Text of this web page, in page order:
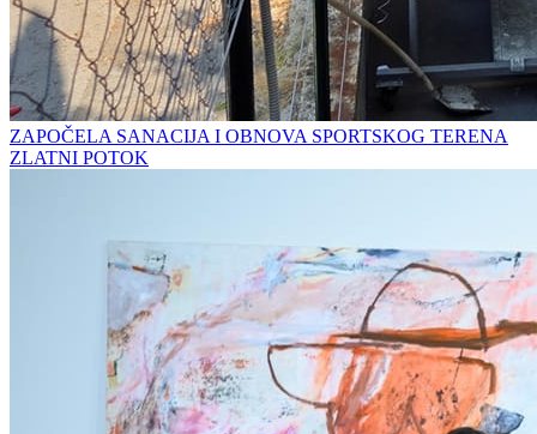
ZAPOČELA SANACIJA I OBNOVA SPORTSKOG TERENA
ZLATNI POTOK